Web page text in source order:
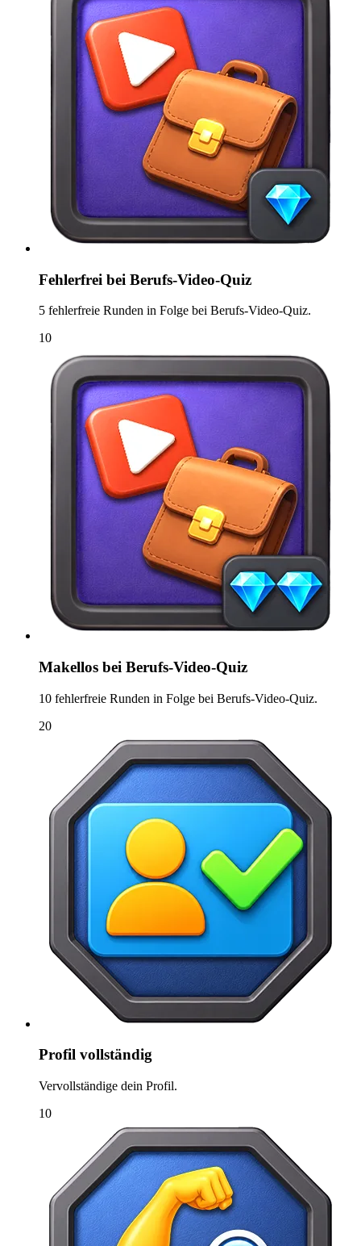
Fehlerfrei bei Berufs-Video-Quiz
5 fehlerfreie Runden in Folge bei Berufs-Video-Quiz.
10
Makellos bei Berufs-Video-Quiz
10 fehlerfreie Runden in Folge bei Berufs-Video-Quiz.
20
Profil vollständig
Vervollständige dein Profil.
10